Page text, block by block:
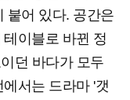
붙어 있다. 공간은
이블로 바뀐 정
던 바다가 모두
서는 드라마 '갯